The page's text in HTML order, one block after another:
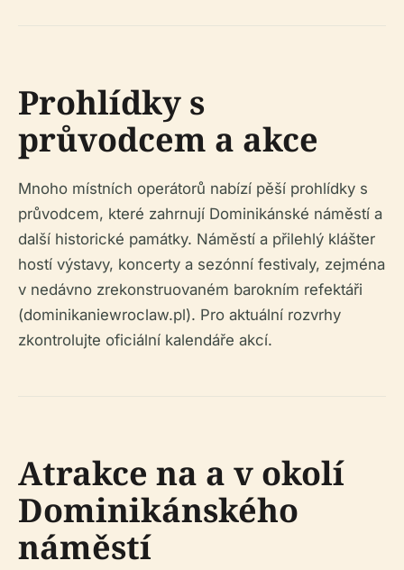
Prohlídky s
průvodcem a akce
Mnoho místních operátorů nabízí pěší prohlídky s
průvodcem, které zahrnují Dominikánské náměstí a
další historické památky. Náměstí a přilehlý klášter
hostí výstavy, koncerty a sezónní festivaly, zejména
v nedávno zrekonstruovaném barokním refektáři
(dominikaniewroclaw.pl). Pro aktuální rozvrhy
zkontrolujte oficiální kalendáře akcí.
Atrakce na a v okolí
Dominikánského
náměstí